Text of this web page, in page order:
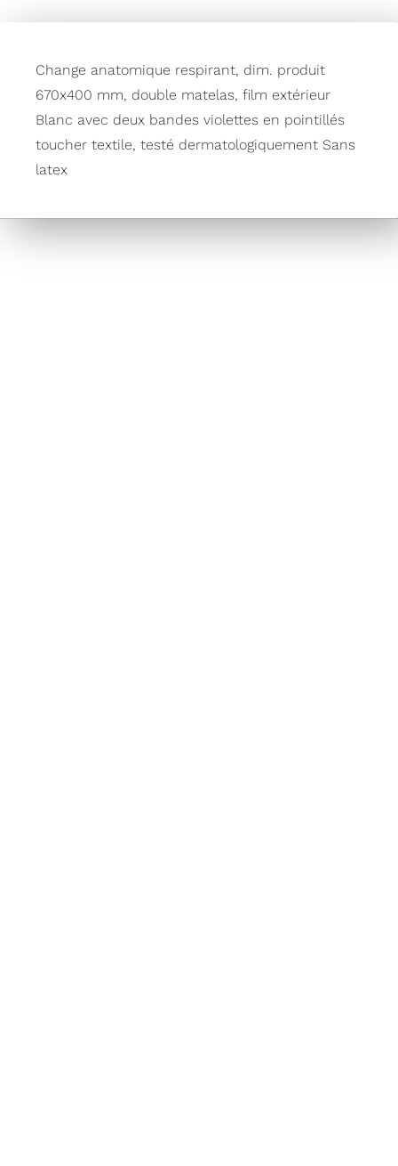
Change anatomique respirant, dim. produit
670x400 mm, double matelas, film extérieur
Blanc avec deux bandes violettes en pointillés
toucher textile, testé dermatologiquement Sans
latex